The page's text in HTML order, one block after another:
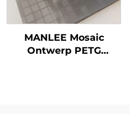
MANLEE Mosaic
Ontwerp PETG